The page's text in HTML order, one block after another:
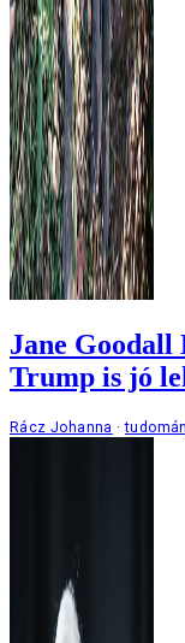
Jane Goodall
Trump is jó
Rácz Johanna